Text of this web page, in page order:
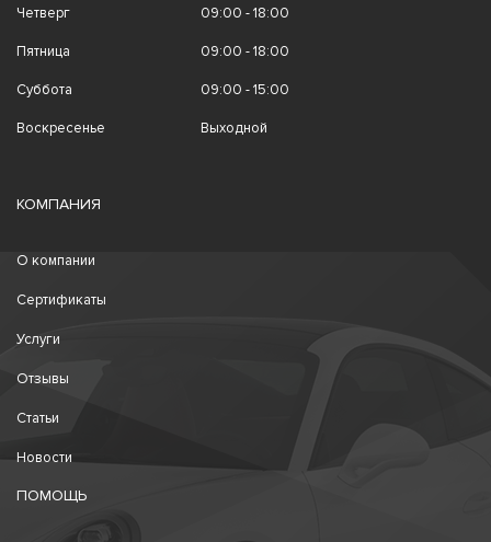
Четверг 09:00 - 18:00
Пятница 09:00 - 18:00
Суббота 09:00 - 15:00
Воскресенье Выходной
КОМПАНИЯ
О компании
Сертификаты
Услуги
Отзывы
Статьи
Новости
ПОМОЩЬ